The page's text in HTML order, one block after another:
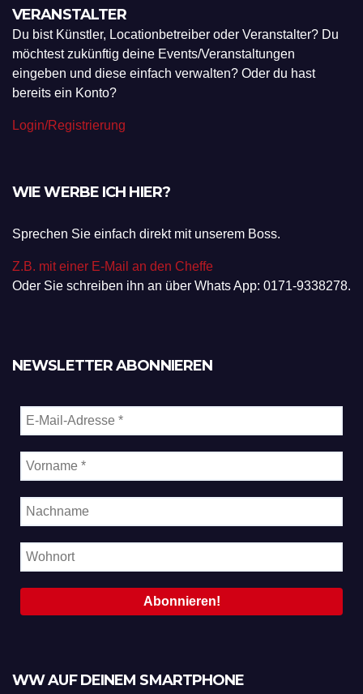
VERANSTALTER
Du bist Künstler, Locationbetreiber oder Veranstalter? Du
möchtest zukünftig deine Events/Veranstaltungen
eingeben und diese einfach verwalten? Oder du hast
bereits ein Konto?
Login/Registrierung
WIE WERBE ICH HIER?
Sprechen Sie einfach direkt mit unserem Boss.
Z.B. mit einer E-Mail an den Cheffe
Oder Sie schreiben ihn an über Whats App: 0171-9338278.
NEWSLETTER ABONNIEREN
WW AUF DEINEM SMARTPHONE